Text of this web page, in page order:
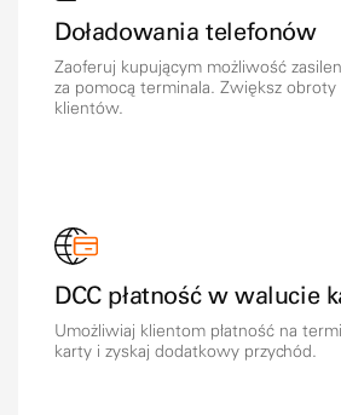
Doładowania telefonów
Zaoferuj kupującym możliwość
za pomocą terminala. Zwiększ obroty
klientów.
DCC płatność w walucie
Umożliwiaj klientom płatność na
karty i zyskaj dodatkowy przychód.